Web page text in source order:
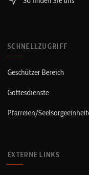
SCHNELLZUGRIFF
Geschützer Bereich
Gottesdienste
Pfarreien/
EXTERNE LINKS